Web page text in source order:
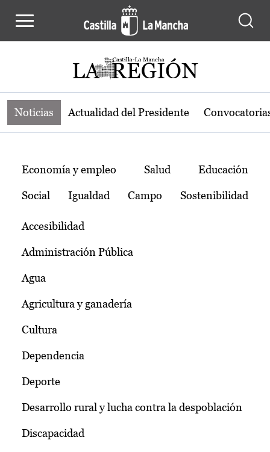
Noticias de la región de Castilla-La
Noticias Actualidad del Presidente
Temas
Economía y empleo Salud Educación
Social Igualdad Campo Sostenibilidad
Accesibilidad
Administración Pública
Agua
Agricultura y ganadería
Cultura
Dependencia
Deporte
Desarrollo rural y lucha contra la despoblación
Discapacidad